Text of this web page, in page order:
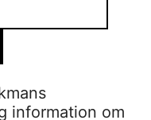
information om